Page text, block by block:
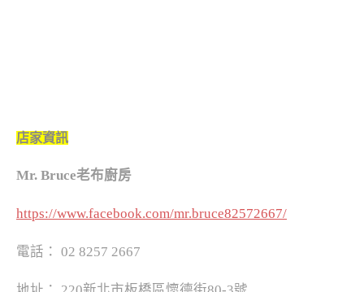
店家資訊
Mr. Bruce老布廚房
https://www.facebook.com/mr.bruce82572667/
電話： 02 8257 2667